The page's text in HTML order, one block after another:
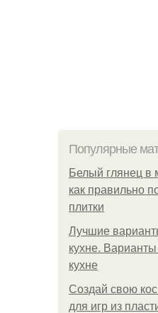
Популярные
Белый глянец в
как правильно
плитки
Лучшие
кухне. Варианты
кухне
Создай свою
для игр из